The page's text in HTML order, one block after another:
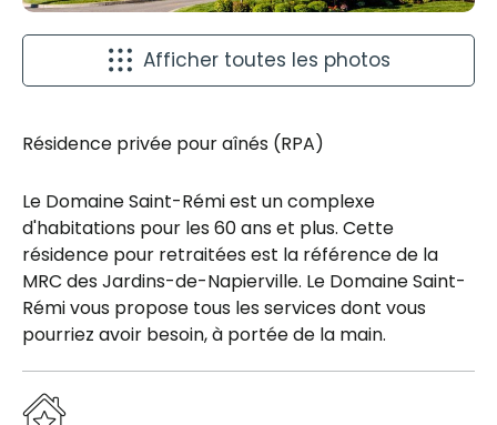
Afficher toutes les photos
Résidence privée pour aînés (RPA)
Le Domaine Saint-Rémi est un complexe
d'habitations pour les 60 ans et plus. Cette
résidence pour retraitées est la référence de la
MRC des Jardins-de-Napierville. Le Domaine Saint-
Rémi vous propose tous les services dont vous
pourriez avoir besoin, à portée de la main.